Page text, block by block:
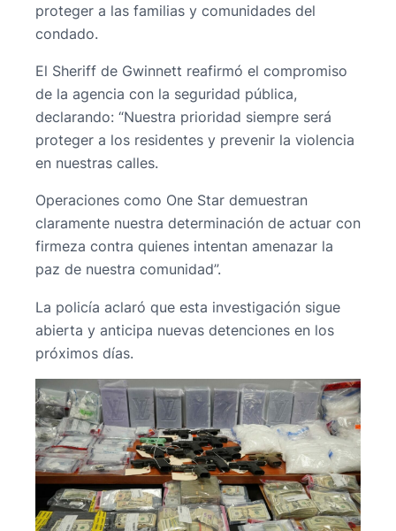
proteger a las familias y comunidades del
condado.
El Sheriff de Gwinnett reafirmó el compromiso
de la agencia con la seguridad pública,
declarando: “Nuestra prioridad siempre será
proteger a los residentes y prevenir la violencia
en nuestras calles.
Operaciones como One Star demuestran
claramente nuestra determinación de actuar con
firmeza contra quienes intentan amenazar la
paz de nuestra comunidad”.
La policía aclaró que esta investigación sigue
abierta y anticipa nuevas detenciones en los
próximos días.